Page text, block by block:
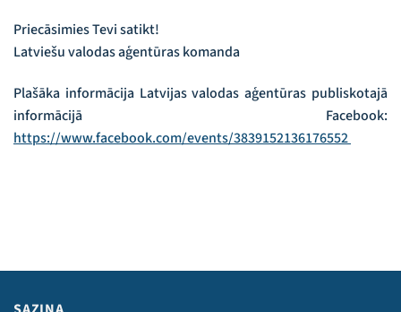
Priecāsimies Tevi satikt!
Latviešu valodas aģentūras komanda
Plašāka informācija Latvijas valodas aģentūras publiskotajā
informācijā Facebook:
https://www.facebook.com/events/3839152136176552